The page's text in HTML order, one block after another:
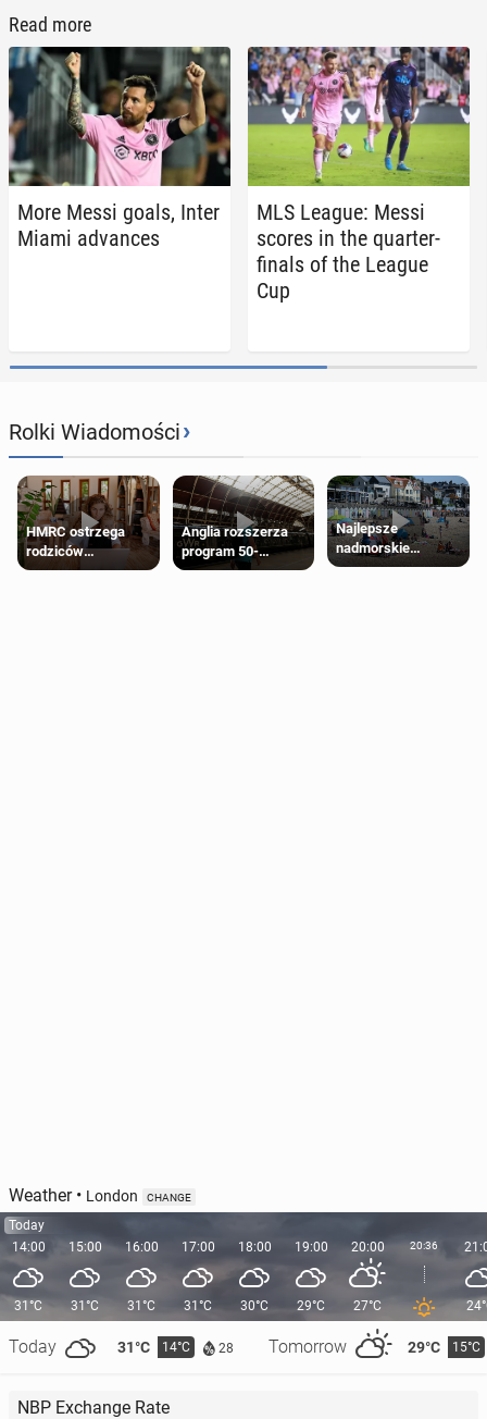
Read more
More Messi goals, Inter
Miami ad­vances
MLS League: Messi
scores in the quarter-
finals of the League
Cup
Rolki Wiadomości›
HMRC ostrzega
rodziców
pobierających Child
Anglia rozszerza
program 50-
procentowych
Najlepsze
nadmorskie
miasteczko blisko
Weather• London CHANGE
Today
14:00
31°C
Today 31°C 14°C 28 Tomorrow 29°C 15°C
15:00
31°C
16:00
31°C
17:00
31°C
18:00
30°C
19:00
29°C
20:00
27°C
20:36
NBP Exchange Rate